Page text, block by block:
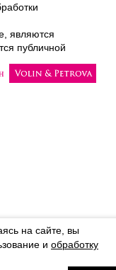
являются
публичной
на сайте, вы
и обработку